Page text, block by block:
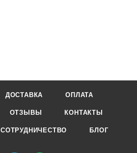
ДОСТАВКА ОПЛАТА
ОТЗЫВЫ КОНТАКТЫ
СОТРУДНИЧЕСТВО БЛОГ